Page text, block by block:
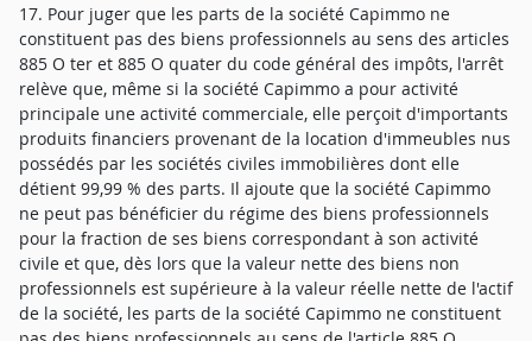
17. Pour juger que les parts de la société Capimmo ne
constituent pas des biens professionnels au sens des articles
885 O ter et 885 O quater du code général des impôts, l'arrêt
relève que, même si la société Capimmo a pour activité
principale une activité commerciale, elle perçoit d'importants
produits financiers provenant de la location d'immeubles nus
possédés par les sociétés civiles immobilières dont elle
détient 99,99 % des parts. Il ajoute que la société Capimmo
ne peut pas bénéficier du régime des biens professionnels
pour la fraction de ses biens correspondant à son activité
civile et que, dès lors que la valeur nette des biens non
professionnels est supérieure à la valeur réelle nette de l'actif
de la société, les parts de la société Capimmo ne constituent